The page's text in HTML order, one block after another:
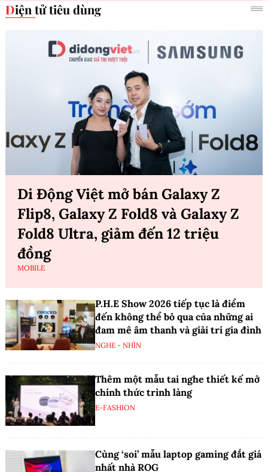
Điện tử tiêu dùng
Di Động Việt mở bán Galaxy Z
Flip8, Galaxy Z Fold8 và Galaxy Z
Fold8 Ultra, giảm đến 12 triệu
đồng
MOBILE
P.H.E Show 2026 tiếp tục là điểm
đến không thể bỏ qua của những ai
đam mê âm thanh và giải trí gia đình
NGHE - NHÌN
Thêm một mẫu tai nghe thiết kế mở
chính thức trình làng
E-FASHION
Cùng ‘soi’ mẫu laptop gaming đắt giá
nhất nhà ROG